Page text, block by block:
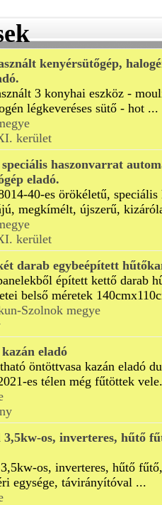
kenyérsütőgép,
3 konyhai eszköz -
légkeveréses sütő - hot ...
kerület
haszonvarrat
eladó.
40-es örökéletű, speciális
megkímélt, újszerű,
kerület
darab egybeépített
épített kettő darab
belső méretek
Szolnok megye
eladó
öntöttvasa kazán eladó
es télen még fűtöttek
os, inverteres, hűtő
os, inverteres, hűtő
egysége, távirányítóval ...